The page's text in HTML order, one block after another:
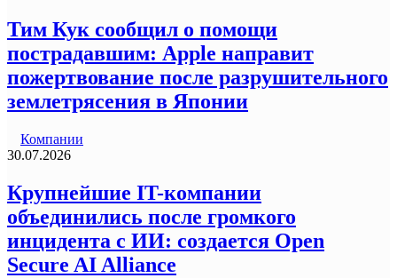
Тим Кук сообщил о помощи
пострадавшим: Apple направит
пожертвование после разрушительного
землетрясения в Японии
Компании
30.07.2026
Крупнейшие IT-компании
объединились после громкого
инцидента с ИИ: создается Open
Secure AI Alliance